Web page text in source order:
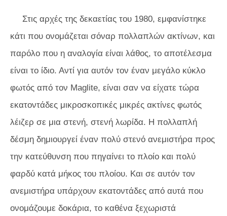
Στις αρχές της δεκαετίας του 1980, εμφανίστηκε
κάτι που ονομάζεται σόναρ πολλαπλών ακτίνων, και
παρόλο που η αναλογία είναι λάθος, το αποτέλεσμα
είναι το ίδιο. Αντί για αυτόν τον έναν μεγάλο κύκλο
φωτός από τον Maglite, είναι σαν να είχατε τώρα
εκατοντάδες μικροσκοπικές μικρές ακτίνες φωτός
λέιζερ σε μια στενή, στενή λωρίδα. Η πολλαπλή
δέσμη δημιουργεί έναν πολύ στενό ανεμιστήρα προς
την κατεύθυνση που πηγαίνει το πλοίο και πολύ
φαρδύ κατά μήκος του πλοίου. Και σε αυτόν τον
ανεμιστήρα υπάρχουν εκατοντάδες από αυτά που
ονομάζουμε δοκάρια, το καθένα ξεχωριστά